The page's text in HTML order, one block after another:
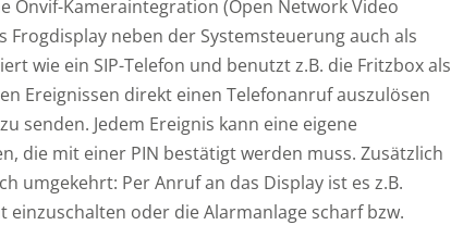
Onvif-Kameraintegration (Open Network Video
Frogdisplay neben der Systemsteuerung auch als
wie ein SIP-Telefon und benutzt z.B. die Fritzbox als
Ereignissen direkt einen Telefonanruf auszulösen
senden. Jedem Ereignis kann eine eigene
die mit einer PIN bestätigt werden muss. Zusätzlich
umgekehrt: Per Anruf an das Display ist es z.B.
einzuschalten oder die Alarmanlage scharf bzw.